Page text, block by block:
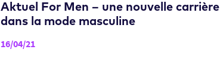
Aktuel For Men – une nouvelle carrière
dans la mode masculine
16/04/21